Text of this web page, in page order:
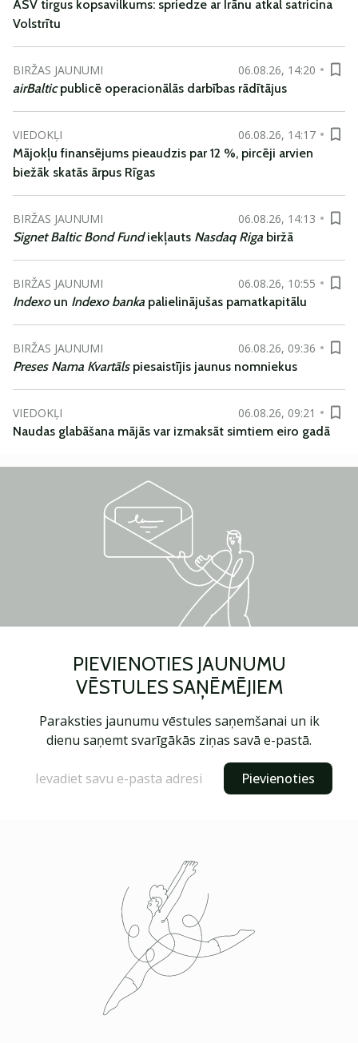
ASV tirgus kopsavilkums: spriedze ar Irānu atkal satricina
Volstrītu
BIRŽAS JAUNUMI
06.08.26, 14:20
airBalticpublicē operacionālās darbības rādītājus
VIEDOKĻI
06.08.26, 14:17
Mājokļu finansējums pieaudzis par 12 %, pircēji arvien
biežāk skatās ārpus Rīgas
BIRŽAS JAUNUMI
06.08.26, 14:13
Signet Baltic Bond Fundiekļauts Nasdaq Riga biržā
BIRŽAS JAUNUMI
06.08.26, 10:55
Indexoun Indexo banka palielinājušas pamatkapitālu
BIRŽAS JAUNUMI
06.08.26, 09:36
Preses Nama Kvartāls piesaistījis jaunus nomniekus
VIEDOKĻI
06.08.26, 09:21
Naudas glabāšana mājās var izmaksāt simtiem eiro gadā
PIEVIENOTIES JAUNUMU
VĒSTULES SAŅĒMĒJIEM
Paraksties jaunumu vēstules saņemšanai un ik
dienu saņemt svarīgākās ziņas savā e-pastā.
Pievienoties